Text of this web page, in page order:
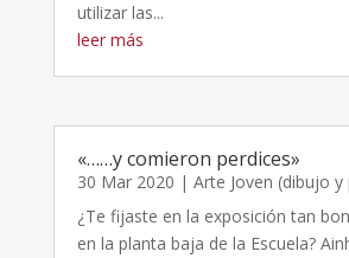
utilizar las...
leer más
«……y comieron perdices»
30 Mar 2020 | Arte Joven (dibujo y
¿Te fijaste en la exposición tan
en la planta baja de la Escuela?